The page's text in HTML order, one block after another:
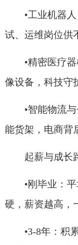
•工业机器
试、运维岗位供
•精密医疗
像设备，科技守
•智能物流
能货架，电商背
起薪与成长
•刚毕业：
硬，薪资越高，
•3-8年：积